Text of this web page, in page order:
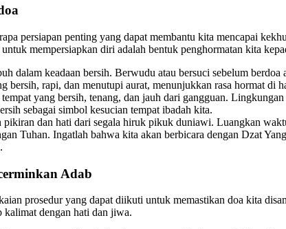
persiapan penting yang dapat membantu kita mencapai
mempersiapkan diri adalah bentuk penghormatan kita
dalam keadaan bersih. Berwudu atau bersuci sebelum
bersih, rapi, dan menutupi aurat, menunjukkan rasa hormat di
yang bersih, tenang, dan jauh dari gangguan.
sebagai simbol kesucian tempat ibadah kita.
pikiran dan hati dari segala hiruk pikuk duniawi. Luangkan
Tuhan. Ingatlah bahwa kita akan berbicara dengan Dzat
Adab
prosedur yang dapat diikuti untuk memastikan doa kita
kalimat dengan hati dan jiwa.